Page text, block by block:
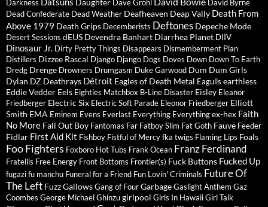
Darkness
Daughter Dave Grohl
David Byrne
Dead Confederate Dead Weather Deafheaven Deap Vally Death From
Above 1979 Death Grips Decemberists Deftones Depeche Mode
Desert Sessions dEUS Devendra Banhart Diarrhea Planet DIIV
Dinosaur Jr. Dirty Pretty Things Disappears Dismemberment Plan
Distillers Dizzee Rascal Django Django Dogs Doves Down Down To Earth
Dredg Drenge Drowners Drumgasm Duke Garwood Dum Dum Girls
Dylan DZ Deathrays Détroit Eagles of Death Metal Eagulls earthless
Eddie Vedder Eels Eighties Matchbox B-Line Disaster Eisley Eleanor
Friedberger Electric Six Electric Soft Parade Eleonor Friedberger Elliott
Smith EMA Eminem Evens Everlast Everything Everythingex-hex Faith
No More Fall Out Boy Fantomas Far Fatboy Slim Fat Goth Fauve Feeder
Fidlar First Aid Kit Fishboy Fistful of Mercyfka twigs Flaming Lips Foals
Foo Fighters Foxboro Hot Tubs Frank Ocean Franz Ferdinand
Fratellis Free Energy Front Bottoms Frontier(s) Fuck Buttons Fucked Up
fugazifu manchu Funeral for a Friend Fun Lovin' Criminals Future Of
The Left FuzzGallowsGang of FourGarbageGaslight Anthem Gaz
Coombes George MichaelGhinzugirlpool Girls In HawaiiGirl Talk